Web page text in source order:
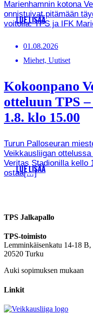
Marienhamnin kotona
onnistuivat pitämään
voitolla. TPS ja IFK
LUE LISÄÄ
01.08.2026
Miehet, Uutiset
Kokoonpano
otteluun TPS
1.8. klo 15.00
Turun Palloseuran
Veikkausliigan
Veritas Stadionilla kello
ostaa[…]
LUE LISÄÄ
TPS Jalkapallo
TPS-toimisto
Lemminkäisenkatu 14-18 B,
20520 Turku
Auki sopimuksen mukaan
Linkit